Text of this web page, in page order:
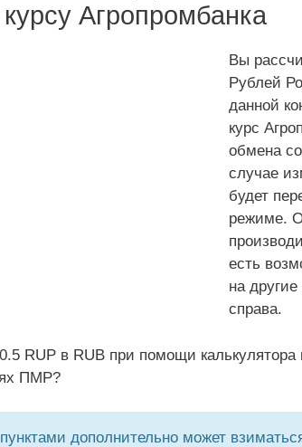
Агропромбанка
Вы
Рублей
данной
курс
обмена
случае
будет
режиме.
есть
на
справа.
RUP в RUB при помощи
ПМР?
дополнительно может